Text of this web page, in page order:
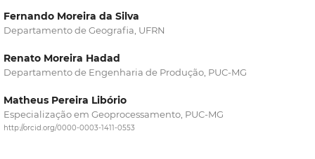
Fernando Moreira da Silva
Departamento de Geografia, UFRN
Renato Moreira Hadad
Departamento de Engenharia de Produção, PUC-MG
Matheus Pereira Libório
Especialização em Geoprocessamento, PUC-MG
http://orcid.org/0000-0003-1411-0553